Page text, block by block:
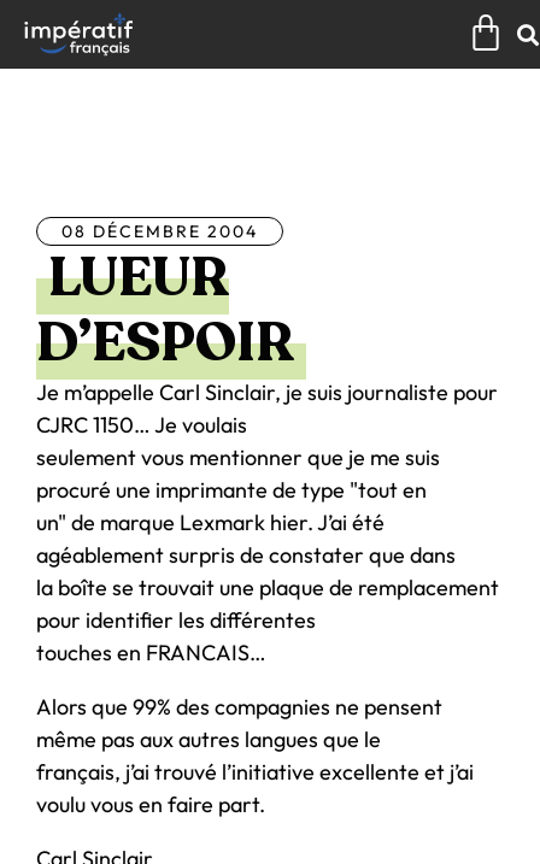
contenu
08 DÉCEMBRE 2004
LUEUR
D’ESPOIR
Je m’appelle Carl Sinclair, je suis journaliste pour
CJRC 1150… Je voulais
seulement vous mentionner que je me suis
procuré une imprimante de type "tout en
un" de marque Lexmark hier. J’ai été
agéablement surpris de constater que dans
la boîte se trouvait une plaque de remplacement
pour identifier les différentes
touches en FRANCAIS…
Alors que 99% des compagnies ne pensent
même pas aux autres langues que le
français, j’ai trouvé l’initiative excellente et j’ai
voulu vous en faire part.
Carl Sinclair